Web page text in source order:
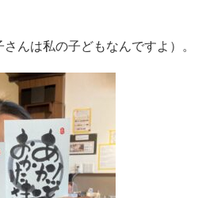
んは私の子どもなんですよ）。